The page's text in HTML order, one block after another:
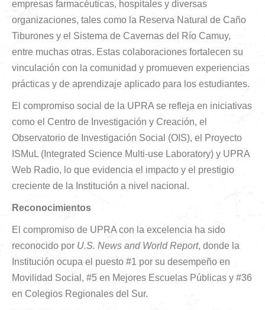
empresas farmacéuticas, hospitales y diversas
organizaciones, tales como la Reserva Natural de Caño
Tiburones y el Sistema de Cavernas del Río Camuy,
entre muchas otras. Estas colaboraciones fortalecen su
vinculación con la comunidad y promueven experiencias
prácticas y de aprendizaje aplicado para los estudiantes.
El compromiso social de la UPRA se refleja en iniciativas
como el Centro de Investigación y Creación, el
Observatorio de Investigación Social (OIS), el Proyecto
ISMuL (Integrated Science Multi-use Laboratory) y UPRA
Web Radio, lo que evidencia el impacto y el prestigio
creciente de la Institución a nivel nacional.
Reconocimientos
El compromiso de UPRA con la excelencia ha sido
reconocido por U.S. News and World Report, donde la
Institución ocupa el puesto #1 por su desempeño en
Movilidad Social, #5 en Mejores Escuelas Públicas y #36
en Colegios Regionales del Sur.​